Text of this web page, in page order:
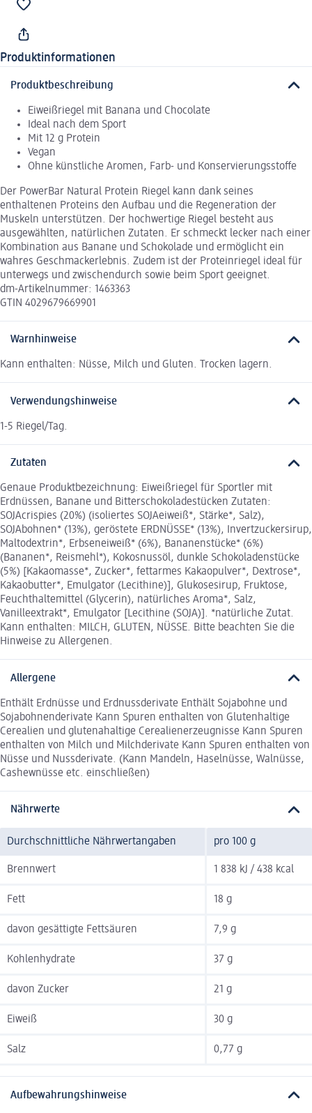
Produktinformationen
Produktbeschreibung
Eiweißriegel mit Banana und Chocolate
Ideal nach dem Sport
Mit 12 g Protein
Vegan
Ohne künstliche Aromen, Farb- und Konservierungsstoffe
Der PowerBar Natural Protein Riegel kann dank seines
enthaltenen Proteins den Aufbau und die Regeneration der
Muskeln unterstützen. Der hochwertige Riegel besteht aus
ausgewählten, natürlichen Zutaten. Er schmeckt lecker nach einer
Kombination aus Banane und Schokolade und ermöglicht ein
wahres Geschmackerlebnis. Zudem ist der Proteinriegel ideal für
unterwegs und zwischendurch sowie beim Sport geeignet.
dm-Artikelnummer: 1463363
GTIN 4029679669901
Warnhinweise
Kann enthalten: Nüsse, Milch und Gluten. Trocken lagern.
Verwendungshinweise
1-5 Riegel/Tag.
Zutaten
Genaue Produktbezeichnung: Eiweißriegel für Sportler mit
Erdnüssen, Banane und Bitterschokoladestücken Zutaten:
SOJAcrispies (20%) (isoliertes SOJAeiweiß*, Stärke*, Salz),
SOJAbohnen* (13%), geröstete ERDNÜSSE* (13%), Invertzuckersirup,
Maltodextrin*, Erbseneiweiß* (6%), Bananenstücke* (6%)
(Bananen*, Reismehl*), Kokosnussöl, dunkle Schokoladenstücke
(5%) [Kakaomasse*, Zucker*, fettarmes Kakaopulver*, Dextrose*,
Kakaobutter*, Emulgator (Lecithine)], Glukosesirup, Fruktose,
Feuchthaltemittel (Glycerin), natürliches Aroma*, Salz,
Vanilleextrakt*, Emulgator [Lecithine (SOJA)]. *natürliche Zutat.
Kann enthalten: MILCH, GLUTEN, NÜSSE. Bitte beachten Sie die
Hinweise zu Allergenen.
Allergene
Enthält Erdnüsse und Erdnussderivate Enthält Sojabohne und
Sojabohnenderivate Kann Spuren enthalten von Glutenhaltige
Cerealien und glutenahaltige Cerealienerzeugnisse Kann Spuren
enthalten von Milch und Milchderivate Kann Spuren enthalten von
Nüsse und Nussderivate. (Kann Mandeln, Haselnüsse, Walnüsse,
Cashewnüsse etc. einschließen)
Nährwerte
Durchschnittliche Nährwertangaben pro 100 g
Brennwert 1 838 kJ / 438 kcal
Fett 18 g
davon gesättigte Fettsäuren 7,9 g
Kohlenhydrate 37 g
davon Zucker 21 g
Eiweiß 30 g
Salz 0,77 g
Aufbewahrungshinweise